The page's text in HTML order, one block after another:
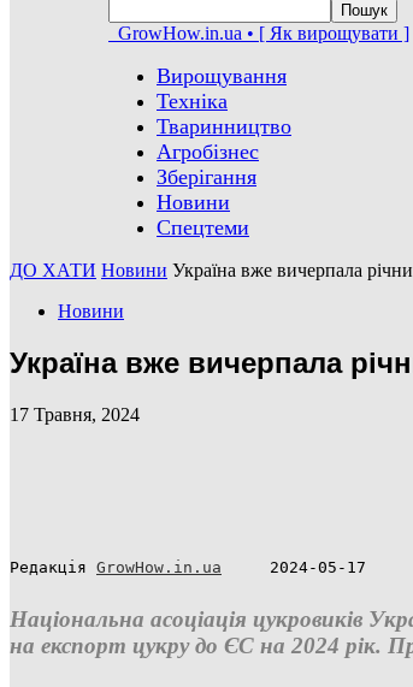
GrowHow.in.ua • [ Як вирощувати ]
Вирощування
Техніка
Тваринництво
Агробізнес
Зберігання
Новини
Спецтеми
ДО ХАТИ Новини Україна вже вичерпала
Новини
Україна вже вичерпала
17 Травня, 2024
Редакція GrowHow.in.ua 2024-05-17
Національна асоціація цукровиків
на експорт цукру до ЄС на 2024 рік.